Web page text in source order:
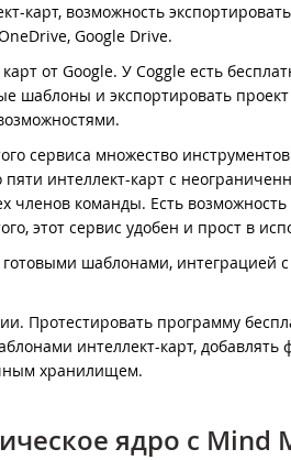
карт, возможность
Google Drive.
от Google. У Coggle есть
шаблоны и экспортировать
сервиса множество
интеллект-карт с
членов команды. Есть
этот сервис удобен и прост в
готовыми шаблонами,
Протестировать программу
интеллект-карт,
хранилищем.
ядро с Mind